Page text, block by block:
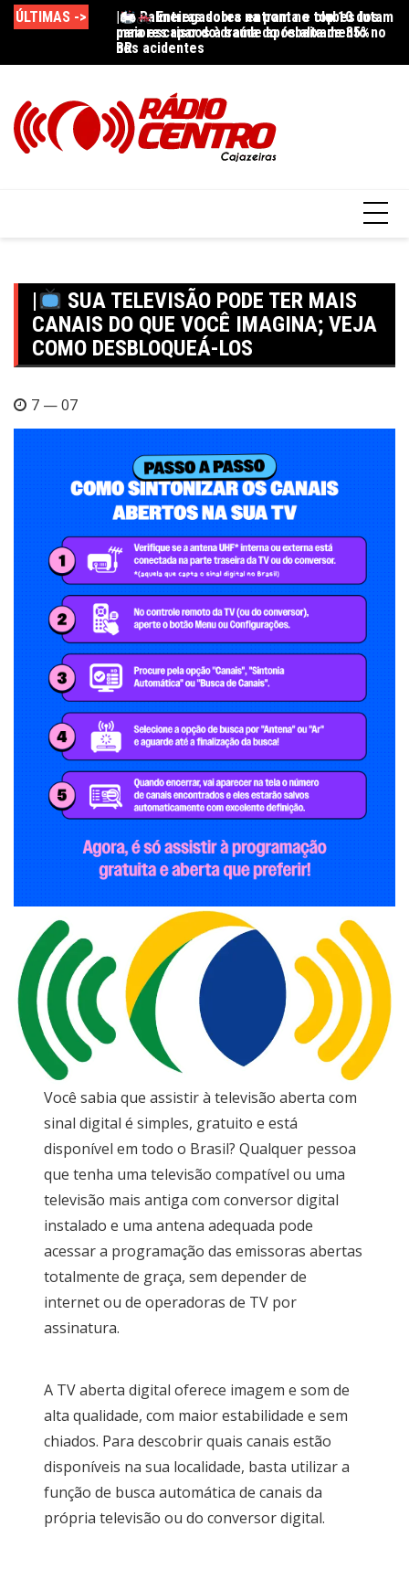
ÚLTIMAS -> |🏍
Entregadores entram no top 10 dos
maiores riscos à saúde após alta de 35%
nos acidentes
Palmeiras sobra na ponta e clubes lutam
para escapar do drama do rebaixamento no
BR
|
SUA TELEVISÃO PODE TER MAIS
CANAIS DO QUE VOCÊ IMAGINA; VEJA
COMO DESBLOQUEÁ-LOS
7 — 07
Você sabia que assistir à televisão aberta com
sinal digital é simples, gratuito e está
disponível em todo o Brasil? Qualquer pessoa
que tenha uma televisão compatível ou uma
televisão mais antiga com conversor digital
instalado e uma antena adequada pode
acessar a programação das emissoras abertas
totalmente de graça, sem depender de
internet ou de operadoras de TV por
assinatura.
A TV aberta digital oferece imagem e som de
alta qualidade, com maior estabilidade e sem
chiados. Para descobrir quais canais estão
disponíveis na sua localidade, basta utilizar a
função de busca automática de canais da
própria televisão ou do conversor digital.